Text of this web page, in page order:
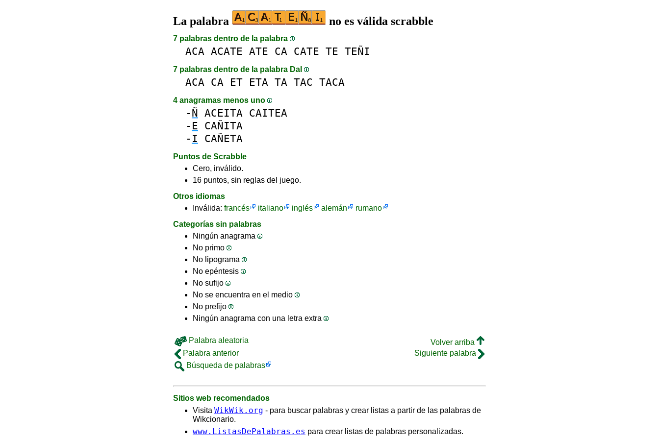
La palabra no es válida scrabble
7 palabras dentro de la palabra
ACA ACATE ATE CA CATE TE TEÑI
7 palabras dentro de la palabra DaI
ACA CA ET ETA TA TAC TACA
4 anagramas menos uno
- Ñ ACEITA CAITEA
- E CAÑITA
- I CAÑETA
Puntos de Scrabble
Cero, inválido.
16 puntos, sin reglas del juego.
Otros idiomas
Inválida: francés italiano inglés alemán
rumano
Categorías sin palabras
Ningún anagrama
No primo
No lipograma
No epéntesis
No sufijo
No se encuentra en el medio
No prefijo
Ningún anagrama con una letra extra
Palabra aleatoria
Volver arriba
Palabra anterior
Siguiente palabra
Búsqueda de palabras
Sitios web recomendados
Visita WikWik.org - para buscar palabras y crear listas a partir de las palabras de
Wikcionario.
www.ListasDePalabras.es para crear listas de palabras personalizadas.